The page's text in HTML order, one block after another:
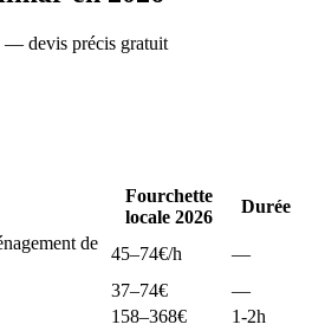
— devis précis gratuit
Fourchette
locale 2026
Durée
de
45–74€/h
—
37–74€
—
158–368€
1-2h